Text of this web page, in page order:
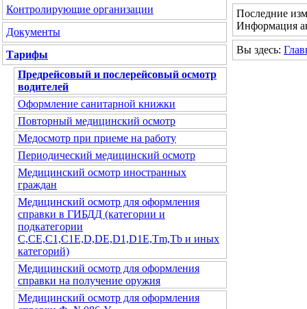
Контролирующие организации
Документы
Тарифы
Предрейсовый и послерейсовый осмотр
водителей
Оформление санитарной книжки
Повторный медицинский осмотр
Медосмотр при приеме на работу
Периодический медицинский осмотр
Медицинский осмотр иностранных
граждан
Медицинский осмотр для оформления
справки в ГИБДД (категории и
подкатегории
С,СЕ,С1,С1Е,D,DE,D1,D1E,Tm,Tb и иных
категорий)
Медицинский осмотр для оформления
справки на получение оружия
Медицинский осмотр для оформления
Последние
Информация
Вы здесь: